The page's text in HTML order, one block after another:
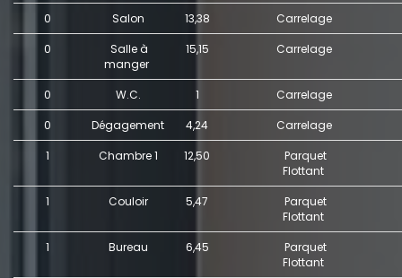
0
Salon 13,38
Carrelage
0
Salle à
manger
15,15 Carrelage
0 W.C. 1
Carrelage
0
Dégagement 4,24
Carrelage
1
Chambre 1 12,50
Parquet
Flottant
1
Couloir 5,47
Parquet
Flottant
1
Bureau 6,45
Parquet
Flottant